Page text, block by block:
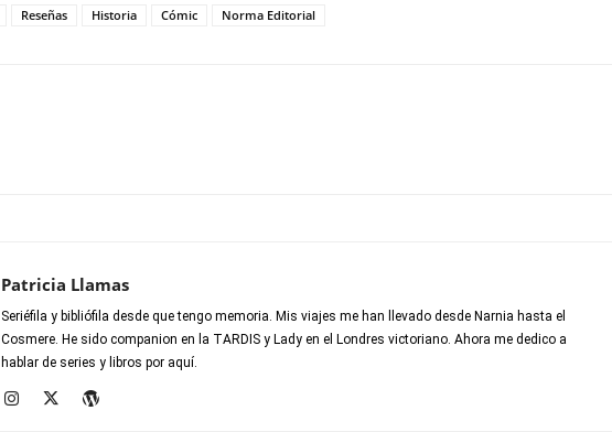
Reseñas Historia Cómic Norma Editorial
Patricia Llamas
Seriéfila y bibliófila desde que tengo memoria. Mis viajes me han llevado desde Narnia hasta el
Cosmere. He sido companion en la TARDIS y Lady en el Londres victoriano. Ahora me dedico a
hablar de series y libros por aquí.